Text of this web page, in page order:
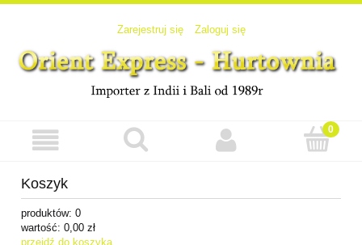
Zarejestruj się Zaloguj się
Koszyk
produktów: 0
wartość: 0,00 zł
przejdź do koszyka